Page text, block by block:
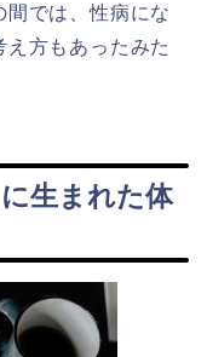
では、性病にな
方もあったみた
生まれた体